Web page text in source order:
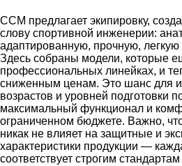
CCM предлагает экипировку,
слову спортивной инженерии:
адаптированную, прочную, легкую
Здесь собраны модели, которые
профессиональных линейках, и
сниженным ценам. Это шанс для
возрастов и уровней подготовки
максимальный функционал и
ограниченном бюджете. Важно,
никак не влияет на защитные и
характеристики продукции —
соответствует строгим